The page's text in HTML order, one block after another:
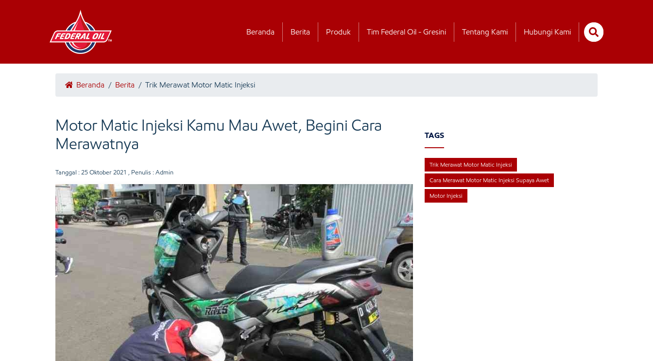
Beranda Berita Produk Tim Federal Oil - Gresini Tentang Kami Hubungi Kami
Beranda / Berita / Trik Merawat Motor Matic Injeksi
Motor Matic Injeksi Kamu Mau Awet, Begini Cara
Merawatnya
Tanggal : 25 Oktober 2021 , Penulis : Admin
TAGS
Trik Merawat Motor Matic Injeksi
Cara Merawat Motor Matic Injeksi Supaya Awet
Motor Injeksi